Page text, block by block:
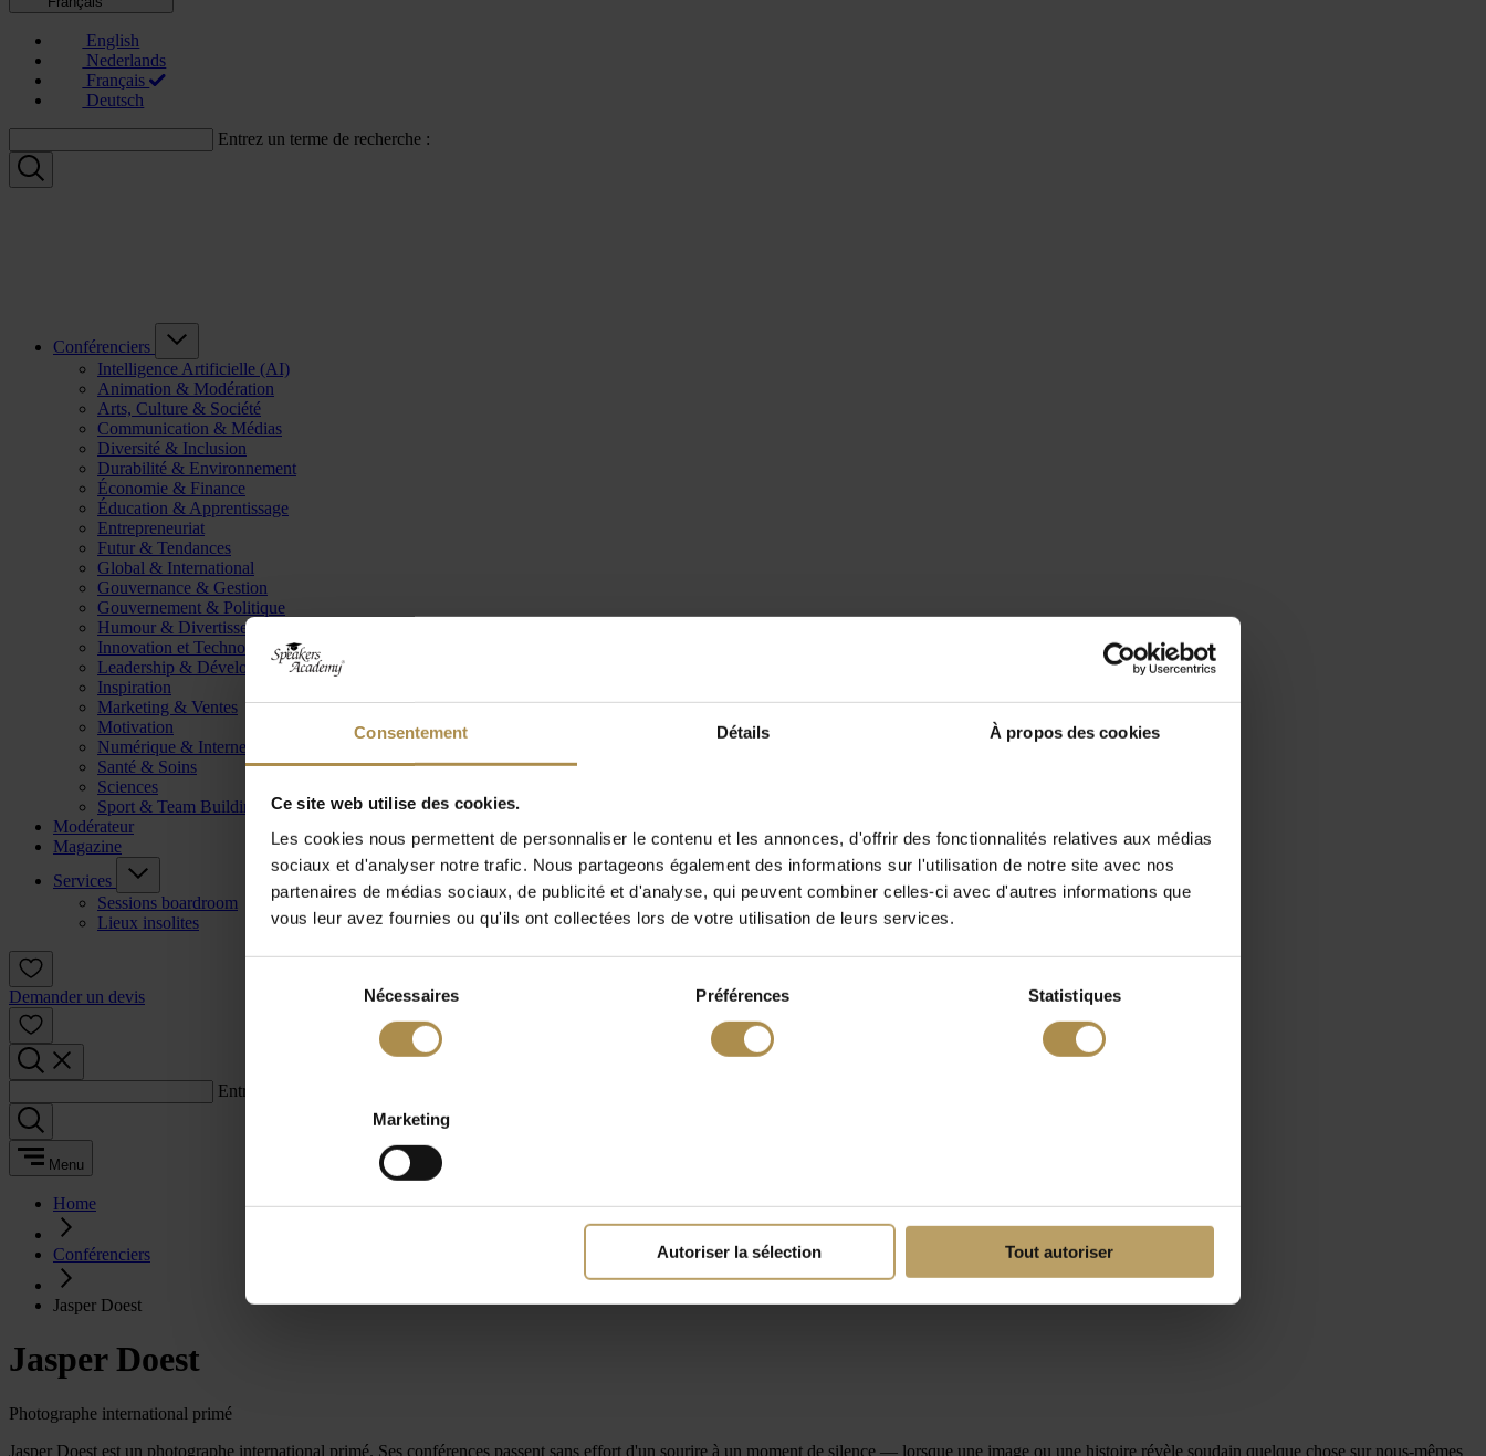
Consentement Détails À propos des cookies
Ce site web utilise des cookies.
Les cookies nous permettent de personnaliser le contenu et les annonces, d'offrir des fonctionnalités relatives aux médias
sociaux et d'analyser notre trafic. Nous partageons également des informations sur l'utilisation de notre site avec nos
partenaires de médias sociaux, de publicité et d'analyse, qui peuvent combiner celles-ci avec d'autres informations que
vous leur avez fournies ou qu'ils ont collectées lors de votre utilisation de leurs services.
Nécessaires Préférences Statistiques
Marketing
Autoriser la sélection Tout autoriser
English
Nederlands
Français
Deutsch
Entrez un terme de recherche :
Conférenciers
Intelligence Artificielle (AI)
Animation & Modération
Arts, Culture & Société
Communication & Médias
Diversité & Inclusion
Durabilité & Environnement
Économie & Finance
Éducation & Apprentissage
Entrepreneuriat
Futur & Tendances
Global & International
Gouvernance & Gestion
Gouvernement & Politique
Humour & Divertissement
Innovation et Technologie
Leadership & Développement
Inspiration
Marketing & Ventes
Motivation
Numérique & Internet
Santé & Soins
Sciences
Sport & Team Building
Modérateur
Magazine
Services
Sessions boardroom
Lieux insolites
Demander un devis
Entrez un terme de recherche :
Menu
Home
Conférenciers
Jasper Doest
Jasper Doest
Photographe international primé
Jasper Doest est un photographe international primé. Ses conférences passent sans effort d'un sourire à un moment de silence — lorsque une image ou une histoire révèle soudain quelque chose sur nous-mêmes